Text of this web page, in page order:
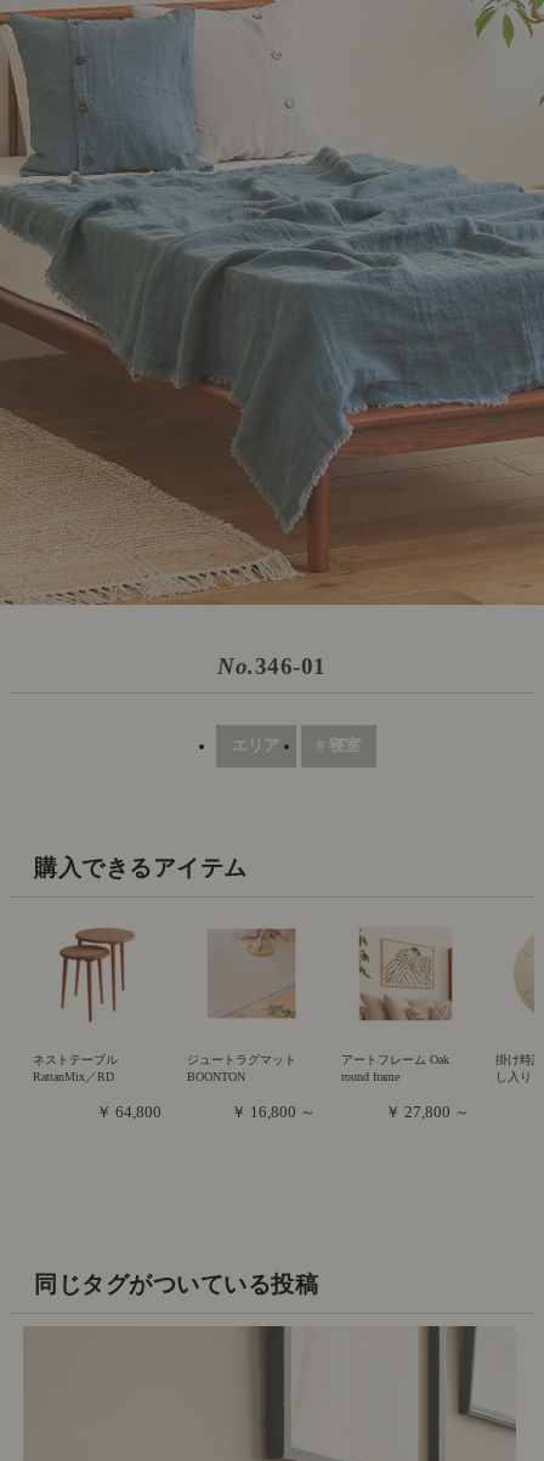
No.346-01
エリア # 寝室
購入できるアイテム
ネストテーブル
RattanMix／RD
￥ 64,800
ジュートラグマット
BOONTON
￥ 16,800 ～
アートフレーム Oak
round frame
￥ 27,800 ～
掛け時
し入り
同じタグがついている投稿